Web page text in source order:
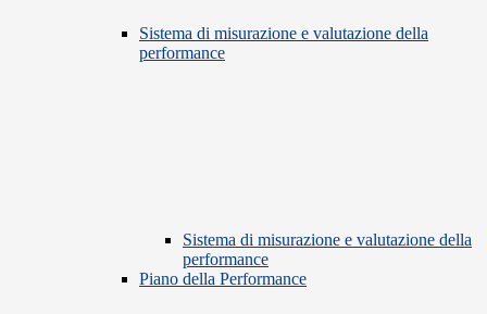
Sistema di misurazione e valutazione della
performance
Sistema di misurazione e valutazione della
performance
Piano della Performance